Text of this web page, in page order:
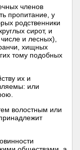
членов
пропитание, у
родственники
сирот, и
и лесных),
хищных
тому подобных
их и
или
волостным или